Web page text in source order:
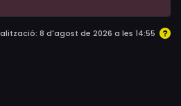
8 d'agost de 2026 a les 14:55